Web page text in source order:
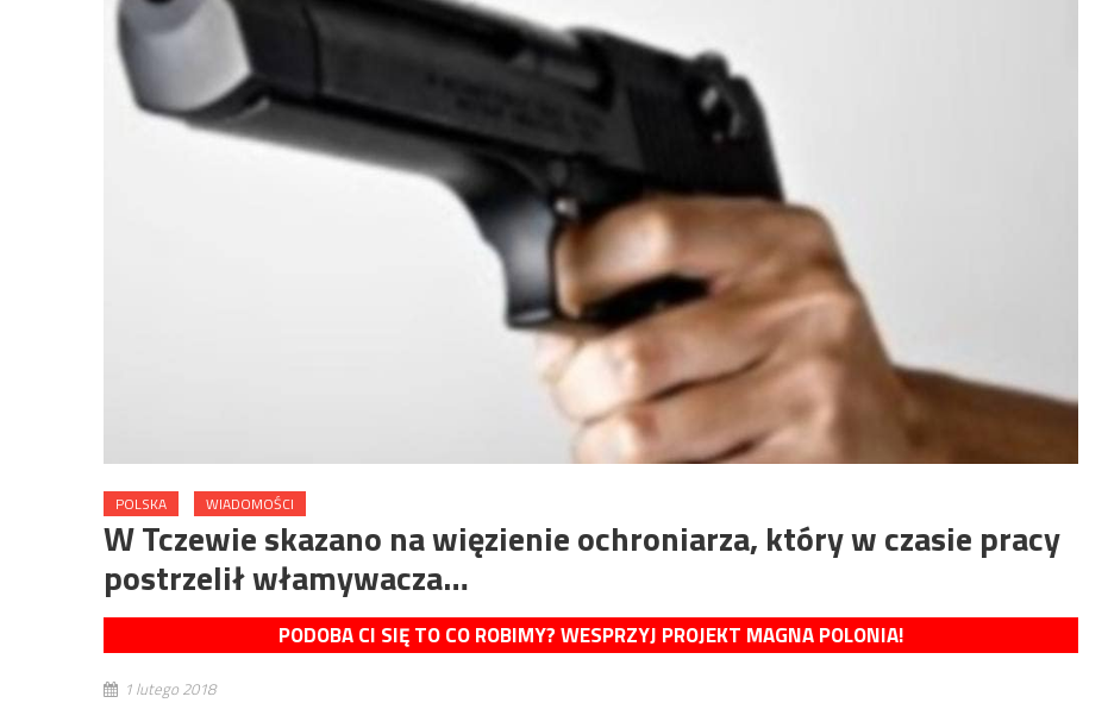
POLSKA WIADOMOŚCI
W Tczewie skazano na więzienie ochroniarza, który w czasie pracy
postrzelił włamywacza…
PODOBA CI SIĘ TO CO ROBIMY? WESPRZYJ PROJEKT MAGNA POLONIA!
1 lutego 2018